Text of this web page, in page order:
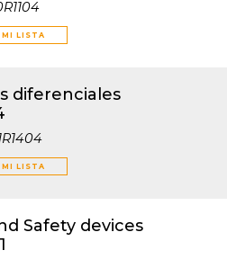
MI LISTA
diferenciales
MI LISTA
Safety devices